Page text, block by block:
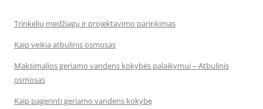
Trinkelių medžiagų ir projektavimo parinkimas
Kaip veikia atbulinis osmosas
Maksimalios geriamo vandens kokybės palaikymui – Atbulinis
osmosas
Kaip pagerinti geriamo vandens kokybę